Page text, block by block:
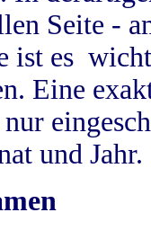
Seite -
ist es
Eine
und Jahr.